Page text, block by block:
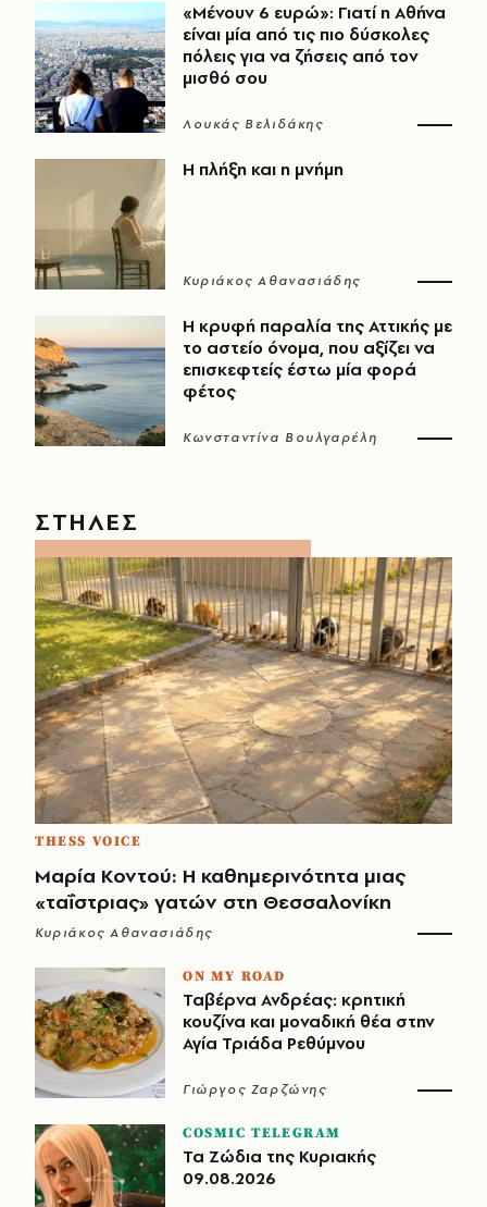
«Μένουν 6 ευρώ»: Γιατί η Αθήνα
είναι μία από τις πιο δύσκολες
πόλεις για να ζήσεις από τον
μισθό σου
Λουκάς Βελιδάκης
Η πλήξη και η μνήμη
Κυριάκος Αθανασιάδης
Η κρυφή παραλία της Αττικής με
το αστείο όνομα, που αξίζει να
επισκεφτείς έστω μία φορά
φέτος
Κωνσταντίνα Βουλγαρέλη
ΣΤΗΛΕΣ
THESS VOICE
Μαρία Κοντού: Η καθημερινότητα μιας
«ταΐστριας» γατών στη Θεσσαλονίκη
Κυριάκος Αθανασιάδης
ON MY ROAD
Ταβέρνα Ανδρέας: κρητική
κουζίνα και μοναδική θέα στην
Αγία Τριάδα Ρεθύμνου
Γιώργος Ζαρζώνης
COSMIC TELEGRAM
Τα Ζώδια της Κυριακής
09.08.2026